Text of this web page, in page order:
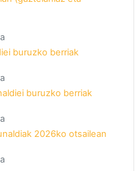
buruzko berriak
buruzko berriak
2026ko otsailean